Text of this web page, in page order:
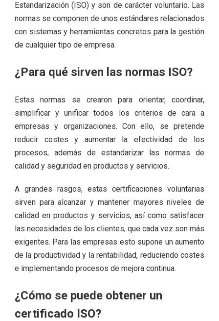
Estandarización (ISO) y son de carácter voluntario. Las
normas se componen de unos estándares relacionados
con sistemas y herramientas concretos para la gestión
de cualquier tipo de empresa.
¿Para qué sirven las normas ISO?
Estas normas se crearon para orientar, coordinar,
simplificar y unificar todos los criterios de cara a
empresas y organizaciones. Con ello, se pretende
reducir costes y aumentar la efectividad de los
procesos, además de estandarizar las normas de
calidad y seguridad en productos y servicios.
A grandes rasgos, estas certificaciones voluntarias
sirven para alcanzar y mantener mayores niveles de
calidad en productos y servicios, así como satisfacer
las necesidades de los clientes, que cada vez son más
exigentes. Para las empresas esto supone un aumento
de la productividad y la rentabilidad, reduciendo costes
e implementando procesos de mejora continua.
¿Cómo se puede obtener un
certificado ISO?